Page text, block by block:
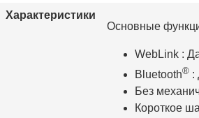
Характеристики
Основные
WebLink :
Bluetooth® :
Без
Короткое